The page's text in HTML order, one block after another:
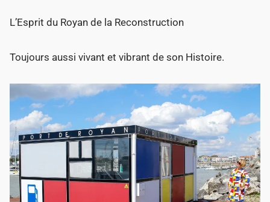
L’Esprit du Royan de la Reconstruction
Toujours aussi vivant et vibrant de son Histoire.